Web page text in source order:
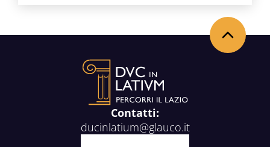
Contatti:
ducinlatium@glauco.it
Torna in alto